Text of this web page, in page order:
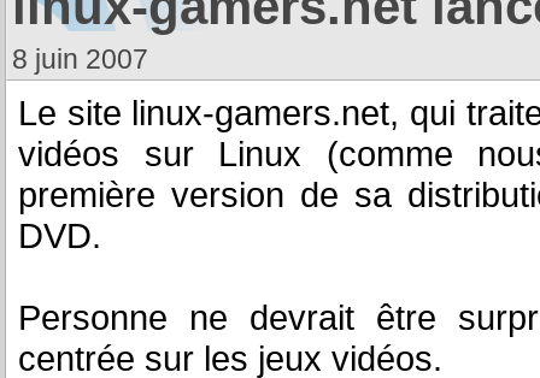
8 juin 2007
Le site linux-gamers.net, qui
vidéos sur Linux (comme
première version de sa
DVD.
Personne ne devrait être
centrée sur les jeux vidéos.